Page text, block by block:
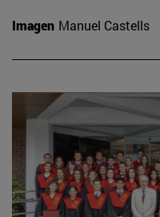
Imagen Manuel Castells